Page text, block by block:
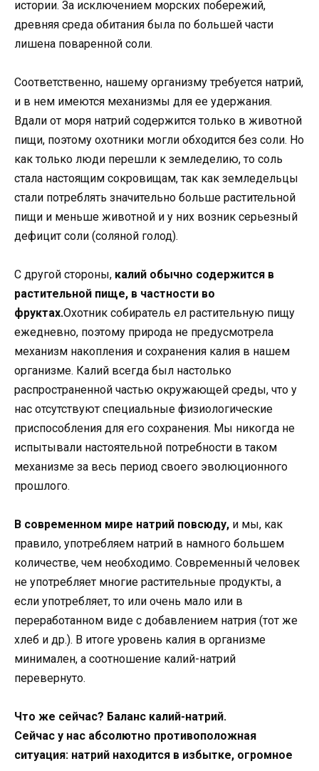
истории. За исключением морских побережий,
древняя среда обитания была по большей части
лишена поваренной соли.
Соответственно, нашему организму требуется натрий,
и в нем имеются механизмы для ее удержания.
Вдали от моря натрий содержится только в животной
пищи, поэтому охотники могли обходится без соли. Но
как только люди перешли к земледелию, то соль
стала настоящим сокровищам, так как земледельцы
стали потреблять значительно больше растительной
пищи и меньше животной и у них возник серьезный
дефицит соли (соляной голод).
С другой стороны, калий обычно содержится в
растительной пище, в частности во
фруктах.Охотник собиратель ел растительную пищу
ежедневно, поэтому природа не предусмотрела
механизм накопления и сохранения калия в нашем
организме. Калий всегда был настолько
распространенной частью окружающей среды, что у
нас отсутствуют специальные физиологические
приспособления для его сохранения. Мы никогда не
испытывали настоятельной потребности в таком
механизме за весь период своего эволюционного
прошлого.
В современном мире натрий повсюду, и мы, как
правило, употребляем натрий в намного большем
количестве, чем необходимо. Современный человек
не употребляет многие растительные продукты, а
если употребляет, то или очень мало или в
переработанном виде с добавлением натрия (тот же
хлеб и др.). В итоге уровень калия в организме
минимален, а соотношение калий-натрий
перевернуто.
Что же сейчас? Баланс калий-натрий.
Сейчас у нас абсолютно противоположная
ситуация: натрий находится в избытке, огромное